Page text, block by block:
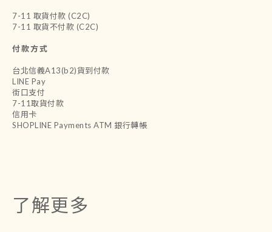
7-11 取貨付款 (C2C)
7-11 取貨不付款 (C2C)
付款方式
台北信義A13(b2)貨到付款
LINE Pay
街口支付
7-11取貨付款
信用卡
SHOPLINE Payments ATM 銀行轉帳
了解更多